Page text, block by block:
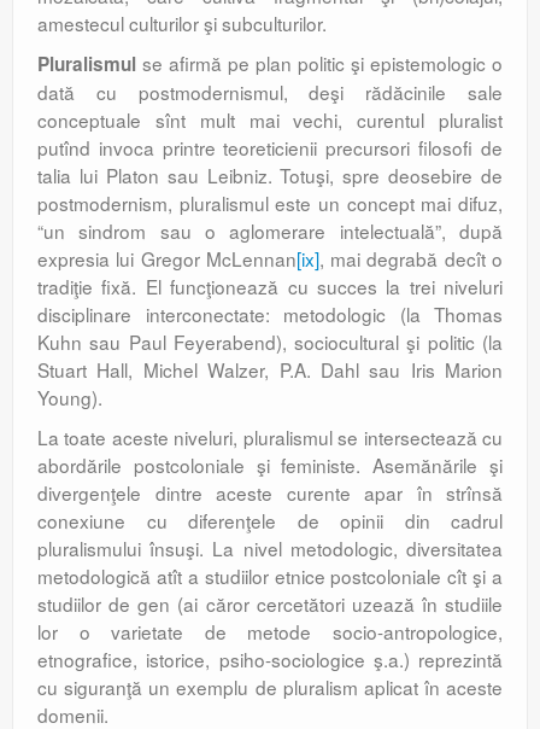
amestecul culturilor şi subculturilor.
Pluralismul se afirmă pe plan politic şi epistemologic o
dată cu postmodernismul, deşi rădăcinile sale
conceptuale sînt mult mai vechi, curentul pluralist
putînd invoca printre teoreticienii precursori filosofi de
talia lui Platon sau Leibniz. Totuşi, spre deosebire de
postmodernism, pluralismul este un concept mai difuz,
“un sindrom sau o aglomerare intelectuală”, după
expresia lui Gregor McLennan[ix], mai degrabă decît o
tradiţie fixă. El funcţionează cu succes la trei niveluri
disciplinare interconectate: metodologic (la Thomas
Kuhn sau Paul Feyerabend), sociocultural şi politic (la
Stuart Hall, Michel Walzer, P.A. Dahl sau Iris Marion
Young).
La toate aceste niveluri, pluralismul se intersectează cu
abordările postcoloniale şi feministe. Asemănările şi
divergenţele dintre aceste curente apar în strînsă
conexiune cu diferenţele de opinii din cadrul
pluralismului însuşi. La nivel metodologic, diversitatea
metodologică atît a studiilor etnice postcoloniale cît şi a
studiilor de gen (ai căror cercetători uzează în studiile
lor o varietate de metode socio-antropologice,
etnografice, istorice, psiho-sociologice ş.a.) reprezintă
cu siguranţă un exemplu de pluralism aplicat în aceste
domenii.